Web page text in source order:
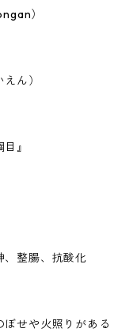
）
ん）
』
、整腸、抗酸化
ぼせや火照りがある